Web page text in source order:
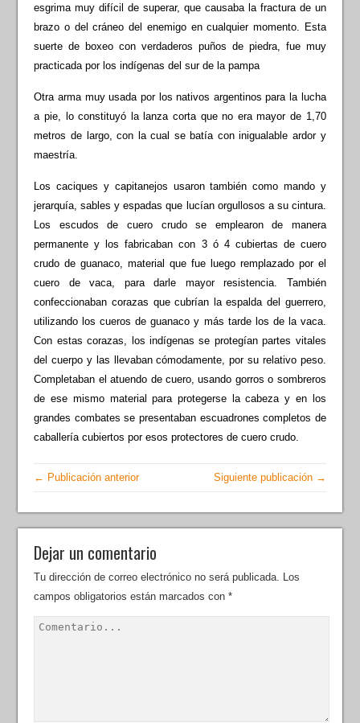
esgrima muy difícil de superar, que causaba la fractura de un
brazo o del cráneo del enemigo en cualquier momento. Esta
suerte de boxeo con verdaderos puños de piedra, fue muy
practicada por los indígenas del sur de la pampa
Otra arma muy usada por los nativos argentinos para la lucha
a pie, lo constituyó la lanza corta que no era mayor de 1,70
metros de largo, con la cual se batía con inigualable ardor y
maestría.
Los caciques y capitanejos usaron también como mando y
jerarquía, sables y espadas que lucían orgullosos a su cintura.
Los escudos de cuero crudo se emplearon de manera
permanente y los fabricaban con 3 ó 4 cubiertas de cuero
crudo de guanaco, material que fue luego remplazado por el
cuero de vaca, para darle mayor resistencia. También
confeccionaban corazas que cubrían la espalda del guerrero,
utilizando los cueros de guanaco y más tarde los de la vaca.
Con estas corazas, los indígenas se protegían partes vitales
del cuerpo y las llevaban cómodamente, por su relativo peso.
Completaban el atuendo de cuero, usando gorros o sombreros
de ese mismo material para protegerse la cabeza y en los
grandes combates se presentaban escuadrones completos de
caballería cubiertos por esos protectores de cuero crudo.
← Publicación anterior Siguiente publicación →
Dejar un comentario
Tu dirección de correo electrónico no será publicada. Los
campos obligatorios están marcados con*